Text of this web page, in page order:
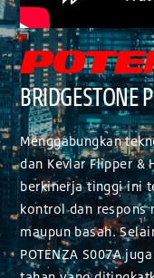
BRIDGESTONE
Menggabungkan
dan Kevlar Flipper &
berkinerja tinggi ini
kontrol dan respons
maupun basah.
POTENZA S007A